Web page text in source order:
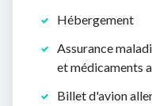
Hébergement
Assurance
et médicaments
Billet d'avion